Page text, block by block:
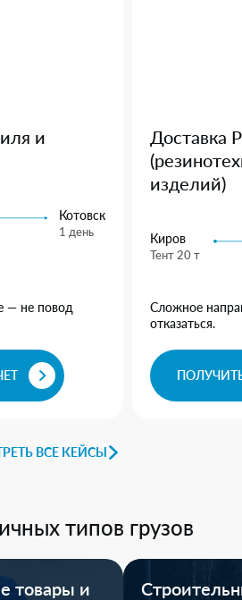
ВСЕ КЕЙСЫ
и
Котовск
1 день
— не повод
Доставка
изделий)
Киров
Тент 20 т
Сложное
отказаться.
типов грузов
товары и